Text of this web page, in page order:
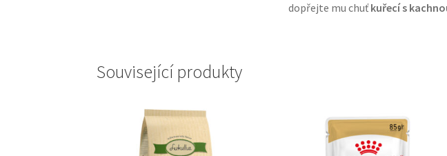
dopřejte mu chuť kuřecí s
Související produkty